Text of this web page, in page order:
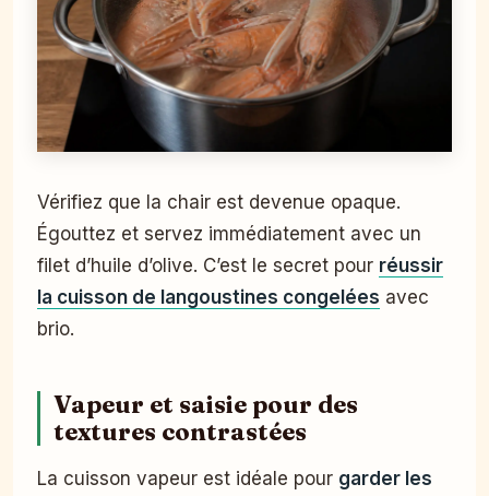
Vérifiez que la chair est devenue opaque.
Égouttez et servez immédiatement avec un
filet d’huile d’olive. C’est le secret pour réussir
la cuisson de langoustines congelées avec
brio.
Vapeur et saisie pour des
textures contrastées
La cuisson vapeur est idéale pour garder les